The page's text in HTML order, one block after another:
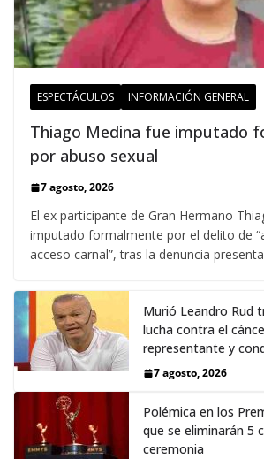
ESPECTÁCULOS INFORMACIÓN GENERAL
Thiago Medina fue imputado
por abuso sexual
7 agosto, 2026
El ex participante de Gran Hermano
imputado formalmente por el delito de
acceso carnal”, tras la denuncia
Murió Leandro Rud
lucha contra el
representante y
7 agosto, 2026
Polémica en los
que se eliminarán 5
ceremonia